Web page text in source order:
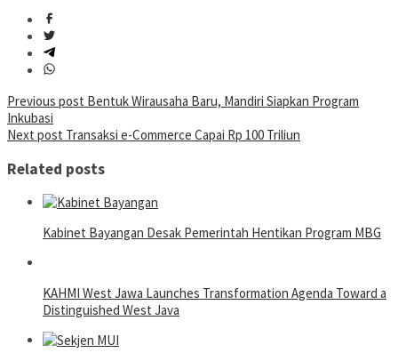
Post
navigation
Previous post Bentuk Wirausaha Baru, Mandiri Siapkan Program
Inkubasi
Next post Transaksi e-Commerce Capai Rp 100 Triliun
Related posts
Kabinet Bayangan Desak Pemerintah Hentikan Program MBG
KAHMI West Jawa Launches Transformation Agenda Toward a
Distinguished West Java